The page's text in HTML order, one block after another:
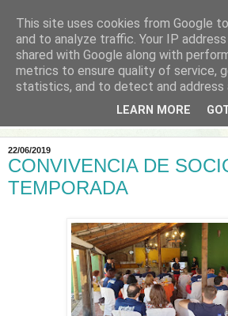
22/06/2019
CONVIVENCIA DE
TEMPORADA
This site uses cookies from Google
and to analyze traffic. Your IP
shared with Google along with
metrics to ensure quality of service,
statistics, and to detect and address
LEARN MORE